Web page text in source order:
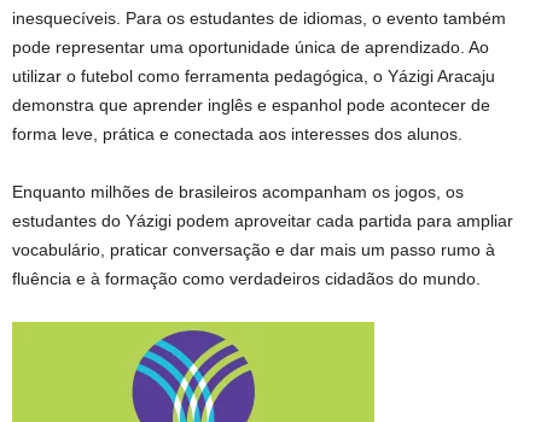
inesquecíveis. Para os estudantes de idiomas, o evento também
pode representar uma oportunidade única de aprendizado. Ao
utilizar o futebol como ferramenta pedagógica, o Yázigi Aracaju
demonstra que aprender inglês e espanhol pode acontecer de
forma leve, prática e conectada aos interesses dos alunos.
Enquanto milhões de brasileiros acompanham os jogos, os
estudantes do Yázigi podem aproveitar cada partida para ampliar
vocabulário, praticar conversação e dar mais um passo rumo à
fluência e à formação como verdadeiros cidadãos do mundo.